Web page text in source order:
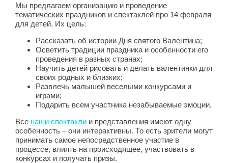
Мы предлагаем организацию и проведение
тематических праздников и спектаклей про 14 февраля
для детей. Их цель:
Рассказать об истории Дня святого Валентина;
Осветить традиции праздника и особенности его
проведения в разных странах;
Научить детей рисовать и делать валентинки для
своих родных и близких;
Развлечь малышей веселыми конкурсами и
играми;
Подарить всем участника незабываемые эмоции.
Все наши спектакли и представления имеют одну
особенность – они интерактивны. То есть зрители могут
принимать самое непосредственное участие в
процессе, влиять на происходящее, участвовать в
конкурсах и получать призы.